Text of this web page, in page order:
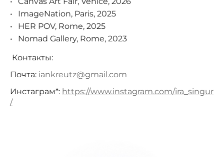
ImageNation, Paris, 2025
HER POV, Rome, 2025
Nomad Gallery, Rome, 2023
Контакты:
Почта: iankreutz@gmail.com
Инстаграм*: https://www.instagram.com/ira_singur
/